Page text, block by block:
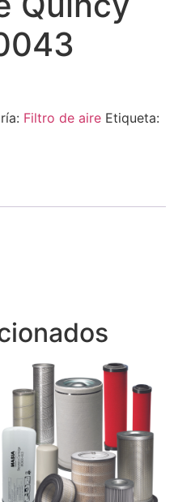
Filtro de aire Etiqueta: